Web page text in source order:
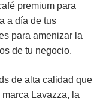
premium para
a día de tus
para amenizar la
de tu negocio.
de alta calidad que
Lavazza, la